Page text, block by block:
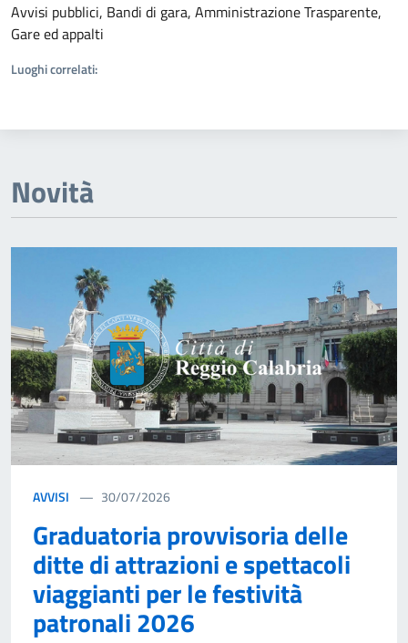
Avvisi pubblici, Bandi di gara, Amministrazione Trasparente,
Gare ed appalti
Luoghi correlati:
Novità
AVVISI 30/07/2026
Graduatoria provvisoria delle
ditte di attrazioni e spettacoli
viaggianti per le festività
patronali 2026